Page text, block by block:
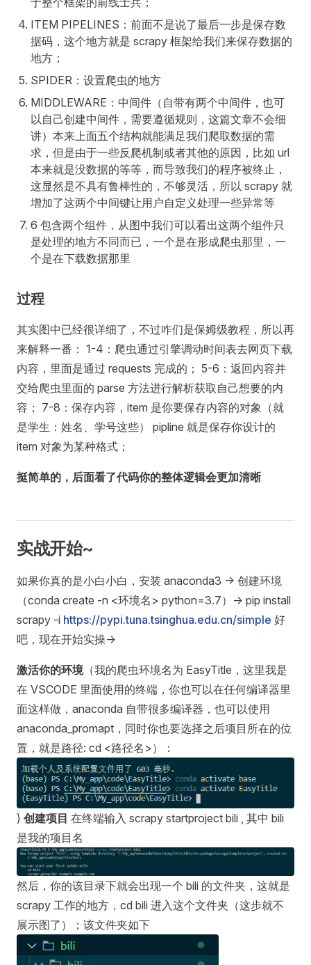
ITEM PIPELINES：前面不是说了最后一步是保存数
据码，这个地方就是 scrapy 框架给我们来保存数据的
地方；
SPIDER：设置爬虫的地方
MIDDLEWARE：中间件（自带有两个中间件，也可
以自己创建中间件，需要遵循规则，这篇文章不会细
讲）本来上面五个结构就能满足我们爬取数据的需
求，但是由于一些反爬机制或者其他的原因，比如 url
本来就是没数据的等等，而导致我们的程序被终止，
这显然是不具有鲁棒性的，不够灵活，所以 scrapy 就
增加了这两个中间键让用户自定义处理一些异常等
6 包含两个组件，从图中我们可以看出这两个组件只
是处理的地方不同而已，一个是在形成爬虫那里，一
个是在下载数据那里
过程
其实图中已经很详细了，不过咋们是保姆级教程，所以再
来解释一番： 1-4：爬虫通过引擎调动时间表去网页下载
内容，里面是通过 requests 完成的； 5-6：返回内容并
交给爬虫里面的 parse 方法进行解析获取自己想要的内
容； 7-8：保存内容，item 是你要保存内容的对象（就
是学生：姓名、学号这些） pipline 就是保存你设计的
item 对象为某种格式；
挺简单的，后面看了代码你的整体逻辑会更加清晰
实战开始~
如果你真的是小白小白，安装 anaconda3 -> 创建环境
（conda create -n <环境名> python=3.7）-> pip install
scrapy -i https://pypi.tuna.tsinghua.edu.cn/simple 好
吧，现在开始实操->
激活你的环境（我的爬虫环境名为 EasyTitle，这里我是
在 VSCODE 里面使用的终端，你也可以在任何编译器里
面这样做，anaconda 自带很多编译器，也可以使用
anaconda_promapt，同时你也要选择之后项目所在的位
置，就是路径: cd <路径名>）：
) 创建项目 在终端输入 scrapy startproject bili , 其中 bili
是我的项目名
然后，你的该目录下就会出现一个 bili 的文件夹，这就是
scrapy 工作的地方，cd bili 进入这个文件夹（这步就不
展示图了）；该文件夹如下